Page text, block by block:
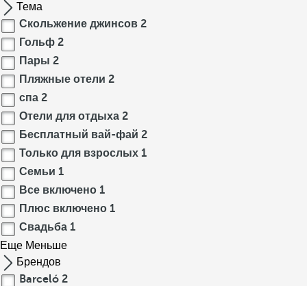
Тема
Скольжение джинсов 2
Гольф 2
Пары 2
Пляжные отели 2
спа 2
Отели для отдыха 2
Бесплатный вай-фай 2
Только для взрослых 1
Семьи 1
Все включено 1
Плюс включено 1
Свадьба 1
Еще Меньше
Брендов
Barceló 2